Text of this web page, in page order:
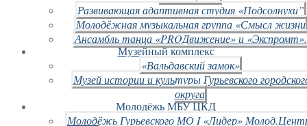
Развивающая адаптивная студия «Подсолнухи”
Молодёжная музыкальная группа «Смысл жизни
Ансамбль танца «PROДвижение» и «Экспромт».
Музейный комплекс
«Вальдавский замок»
Музей истории и культуры Гурьевского
округа
Молодёжь МБУ ЦКД
Молодёжь Гурьевского МО I «Лидер»